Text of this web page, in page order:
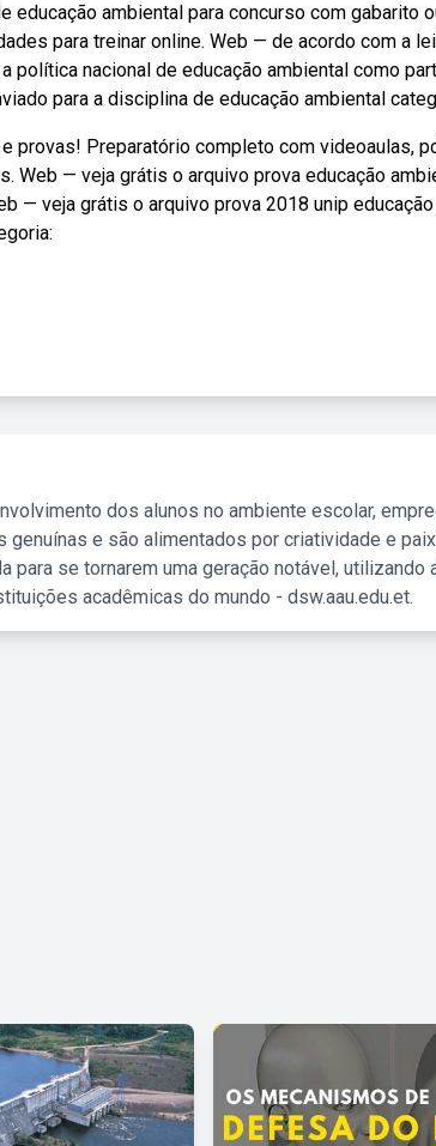
educação ambiental para concurso com gabarito
para treinar online. Web — de acordo com a lei
nacional de educação ambiental como
para a disciplina de educação ambiental
provas! Preparatório completo com videoaulas,
Web — veja grátis o arquivo prova educação
— veja grátis o arquivo prova 2018 unip
dos alunos no ambiente escolar,
e são alimentados por criatividade e
se tornarem uma geração notável, utilizando
acadêmicas do mundo - dsw.aau.edu.et.